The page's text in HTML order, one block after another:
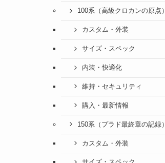
100系（高級クロカンの原点）
カスタム・外装
サイズ・スペック
内装・快適化
維持・セキュリティ
購入・最新情報
150系（プラド最終章の記録）
カスタム・外装